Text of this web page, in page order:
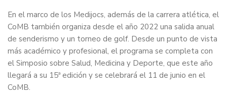
En el marco de los Medijocs, además de la carrera atlética, el
CoMB también organiza desde el año 2022 una salida anual
de senderismo y un torneo de golf. Desde un punto de vista
más académico y profesional, el programa se completa con
el Simposio sobre Salud, Medicina y Deporte, que este año
llegará a su 15ª edición y se celebrará el 11 de junio en el
CoMB.